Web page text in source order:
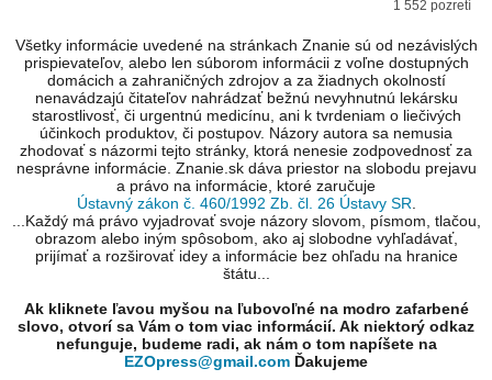
1 552 pozretí
Všetky informácie uvedené na stránkach Znanie sú od nezávislých
prispievateľov, alebo len súborom informácii z voľne dostupných
domácich a zahraničných zdrojov a za žiadnych okolností
nenavádzajú čitateľov nahrádzať bežnú nevyhnutnú lekársku
starostlivosť, či urgentnú medicínu, ani k tvrdeniam o liečivých
účinkoch produktov, či postupov. Názory autora sa nemusia
zhodovať s názormi tejto stránky, ktorá nenesie zodpovednosť za
nesprávne informácie. Znanie.sk dáva priestor na slobodu prejavu
a právo na informácie, ktoré zaručuje
Ústavný zákon č. 460/1992 Zb. čl. 26 Ústavy SR
...Každý má právo vyjadrovať svoje názory slovom, písmom, tlačou,
obrazom alebo iným spôsobom, ako aj slobodne vyhľadávať,
prijímať a rozširovať idey a informácie bez ohľadu na hranice
štátu...
Ak kliknete ľavou myšou na ľubovoľné na modro zafarbené
slovo, otvorí sa Vám o tom viac informácií. Ak niektorý odkaz
nefunguje, budeme radi, ak nám o tom napíšete na
EZOpress@gmail.com Ďakujeme